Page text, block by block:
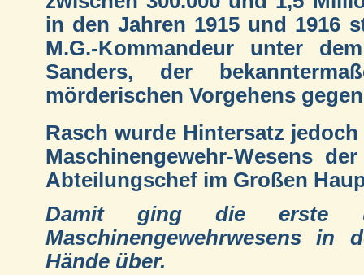
in den Jahren 1915 und 1916
M.G.-Kommandeur unter
Sanders, der
mörderischen Vorgehens
Rasch wurde Hintersatz
Maschinengewehr-Wesens
Abteilungschef im Großen
Damit ging die erste
Maschinengewehrwesens in
Hände über.